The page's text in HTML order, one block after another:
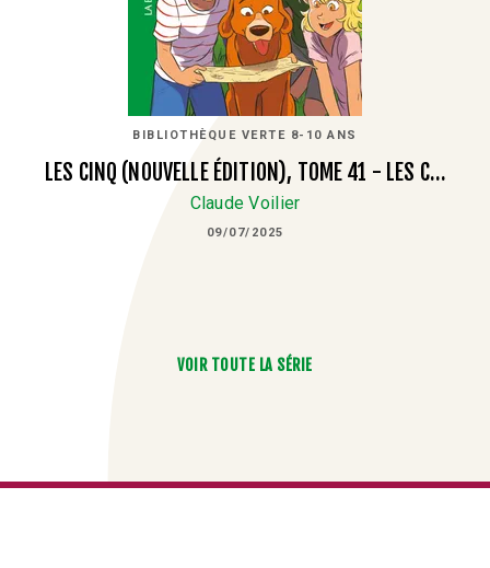
BIBLIOTHÈQUE VERTE 8-10 ANS
LES CINQ (NOUVELLE ÉDITION), TOME 41 - LES C…
Claude Voilier
09/07/2025
VOIR TOUTE LA SÉRIE